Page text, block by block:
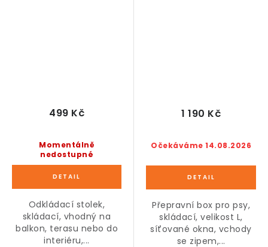
Momentálně
nedostupné
499 Kč
Odkládací stolek,
skládací, vhodný na
balkon, terasu nebo do
interiéru,...
Očekáváme 14.08.2026
1 190 Kč
Přepravní box pro psy,
skládací, velikost L,
síťované okna, vchody
se zipem,...